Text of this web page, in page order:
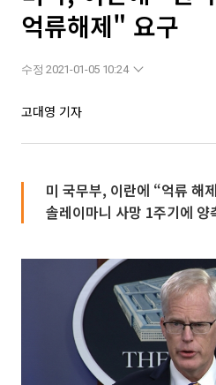
억류해제" 요구
수정 2021-01-05 10:24
고대영 기자
미 국무부, 이란에 “억류 해
솔레이마니 사망 1주기에 양